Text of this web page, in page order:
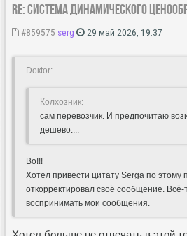
Re: Система динамического
#859575 serg 29 май 2026, 19:37
Doкtor:
Колхозник:
сам перевозчик. И предпочитаю
дешево....
Во!!!
Хотел привести цитату Sergа по этому
откорректировал своё сообщение. Всё-
воспринимать мои сообщения.